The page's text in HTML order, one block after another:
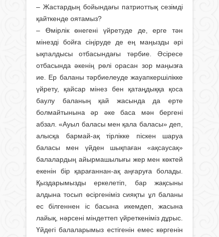
– Жастардың бойындағы патриоттық се­зімді
қайткенде оятамыз?
– Өмірлік өнегені үйретуде де, ерге тән
мінезді бойға сіңіруде де ең маңызды әрі
ықпалдысы отбасындағы тәрбие. Әсіресе
отбасында әкенің рөлі орасан зор маңызға
ие. Ер баланы тәрбиелеу­де жауапкершілікке
үйрету, қайсар мінез бен қатаңдыққа қоса
баулу баланың қай жасында да ерте
болмайтынына әр әке баса мән бергені
абзал. «Ауыл баласы мен қала баласы» деп,
алысқа бармай-ақ тірлікке піскен шаруа
баласы мен үйден шықпаған «ақсаусақ»
балалардың айырмашылығы жер мен көктей
екенін бір қарағаннан-ақ аңғаруға болады.
Қыздарымызды еркелетіп, бар жақсыны
алдына тосып өсіргеніміз сияқты ұл баланы
ес білгеннен іс басына икемдеп, жасына
лайық, нәрсені міндеттеп үйреткеніміз дұрыс.
Үйдегі балаларымыз естігенін емес көргенін